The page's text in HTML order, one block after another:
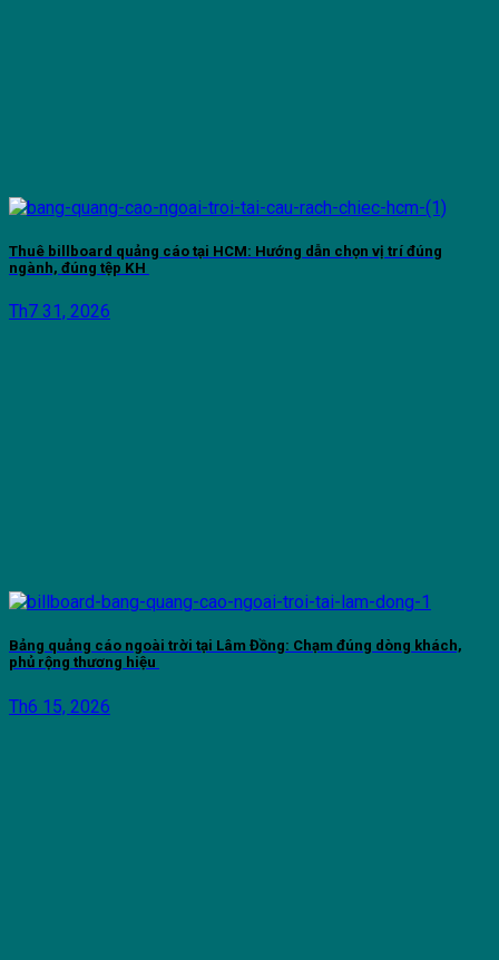
Thuê billboard quảng cáo tại HCM: Hướng dẫn chọn vị trí đúng
ngành, đúng tệp KH
Th7 31, 2026
Bảng quảng cáo ngoài trời tại Lâm Đồng: Chạm đúng dòng khách,
phủ rộng thương hiệu
Th6 15, 2026